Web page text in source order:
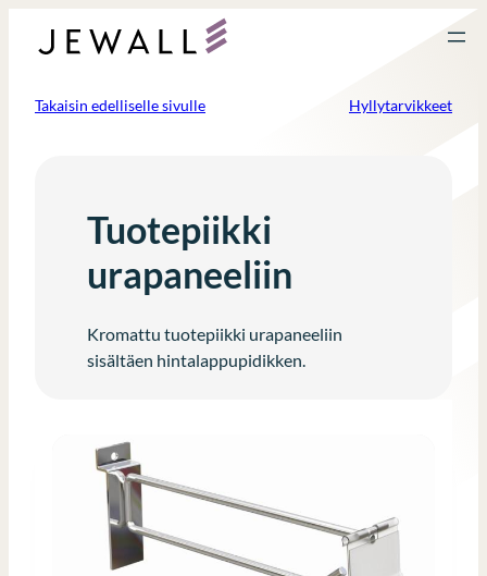
sisältöön
Takaisin edelliselle sivulle Hyllytarvikkeet
Tuotepiikki
urapaneeliin
Kromattu tuotepiikki urapaneeliin
sisältäen hintalappupidikken.